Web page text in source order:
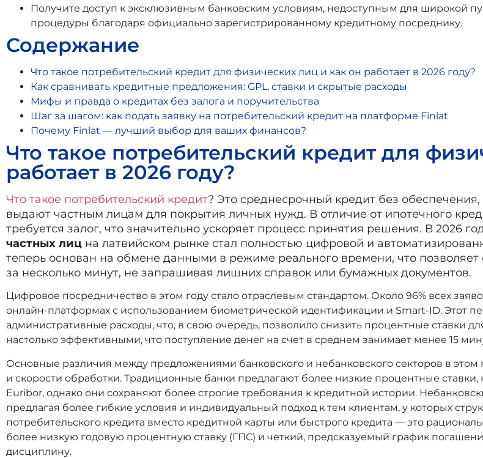
Получите доступ к эксклюзивным банковским условиям, недоступным для широкой
процедуры благодаря официально зарегистрированному кредитному посреднику.
Содержание
Что такое потребительский кредит для физических лиц и как он работает в 2026 году?
Как сравнивать кредитные предложения: GPL, ставки и скрытые расходы
Мифы и правда о кредитах без залога и поручительства
Шаг за шагом: как подать заявку на потребительский кредит на платформе Finlat
Почему Finlat — лучший выбор для ваших финансов?
Что такое потребительский кредит для
работает в 2026 году?
Что такое потребительский кредит? Это среднесрочный кредит без
выдают частным лицам для покрытия личных нужд. В отличие от ипотечного
требуется залог, что значительно ускоряет процесс принятия решения. В 2026
частных лиц на латвийском рынке стал полностью цифровой и
теперь основан на обмене данными в режиме реального времени, что позволяет
за несколько минут, не запрашивая лишних справок или бумажных документов.
Цифровое посредничество в этом году стало отраслевым стандартом. Около 96% всех
онлайн-платформах с использованием биометрической идентификации и Smart-ID. Этот
административные расходы, что, в свою очередь, позволило снизить процентные ставки
настолько эффективными, что поступление денег на счет в среднем занимает менее 15
Основные различия между предложениями банковского и небанковского секторов в этом
и скорости обработки. Традиционные банки предлагают более низкие процентные ставки,
Euribor, однако они сохраняют более строгие требования к кредитной истории.
предлагая более гибкие условия и индивидуальный подход к тем клиентам, у которых
потребительского кредита вместо кредитной карты или быстрого кредита — это
более низкую годовую процентную ставку (ГПС) и четкий, предсказуемый график
дисциплину.